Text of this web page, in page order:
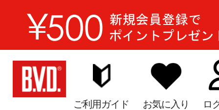
ご利用ガイド お気に入り ロ